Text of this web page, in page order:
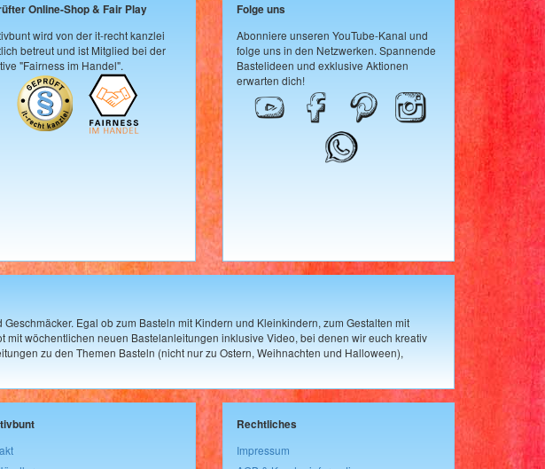
Online-Shop & Fair Play
wird von der it-recht kanzlei
betreut und ist Mitglied bei der
"Fairness im Handel".
Folge uns
Abonniere unseren YouTube-Kanal und
folge uns in den Netzwerken. Spannende
Bastelideen und exklusive Aktionen
erwarten dich!
Egal ob zum Basteln mit Kindern und Kleinkindern, zum Gestalten mit
wöchentlichen neuen Bastelanleitungen inklusive Video, bei denen wir euch kreativ
zu den Themen Basteln (nicht nur zu Ostern, Weihnachten und Halloween),
Rechtliches
Impressum